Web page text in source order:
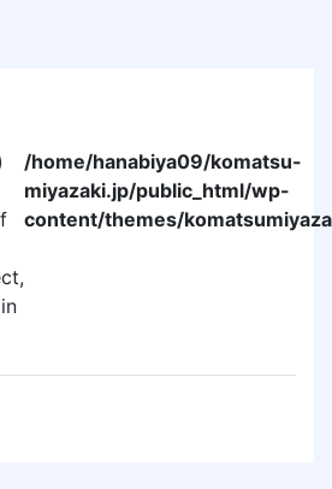
/home/hanabiya09/komatsu-
miyazaki.jp/public_html/wp-
content/themes/